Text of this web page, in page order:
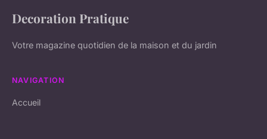
Decoration Pratique
Votre magazine quotidien de la maison et du jardin
NAVIGATION
Accueil